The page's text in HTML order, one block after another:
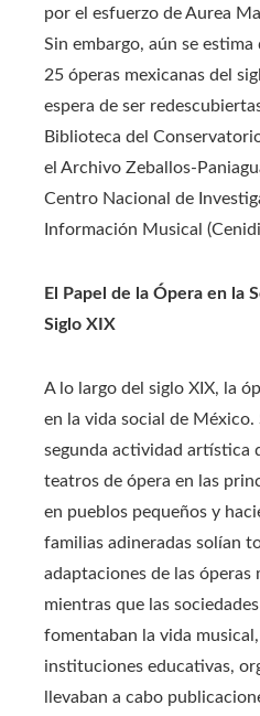
por el esfuerzo de Aurea
Sin embargo, aún se
25 óperas mexicanas del
espera de ser
Biblioteca del
el Archivo Zeballos-
Centro Nacional de
Información Musical
El Papel de la Ópera en la
Siglo XIX
A lo largo del siglo XIX, la
en la vida social de México.
segunda actividad artística
teatros de ópera en las
en pueblos pequeños y
familias adineradas solían
adaptaciones de las óperas
mientras que las
fomentaban la vida
instituciones educativas,
llevaban a cabo